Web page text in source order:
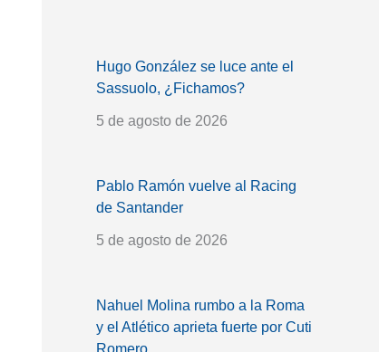
Hugo González se luce ante el
Sassuolo, ¿Fichamos?
5 de agosto de 2026
Pablo Ramón vuelve al Racing
de Santander
5 de agosto de 2026
Nahuel Molina rumbo a la Roma
y el Atlético aprieta fuerte por Cuti
Romero